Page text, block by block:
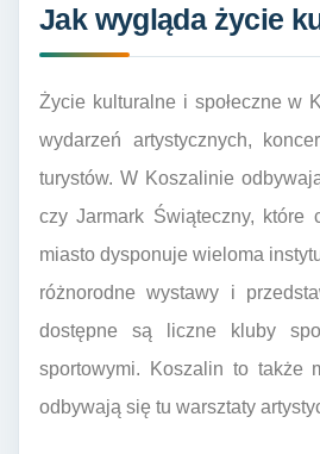
Jak wygląda życie
Życie kulturalne i społeczne w
wydarzeń artystycznych,
turystów. W Koszalinie
czy Jarmark Świąteczny, które
miasto dysponuje wieloma
różnorodne wystawy i
dostępne są liczne kluby
sportowymi. Koszalin to także
odbywają się tu warsztaty